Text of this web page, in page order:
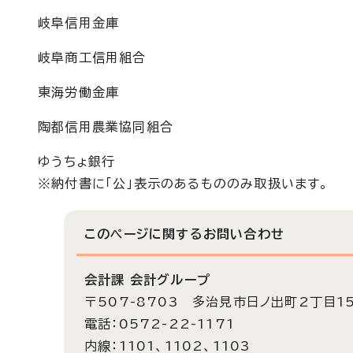
岐阜信用金庫
岐阜商工信用組合
東海労働金庫
陶都信用農業協同組合
ゆうちょ銀行
※納付書に「公」表示のあるもののみ取扱います。
このページに関する お問い合わせ
会計課 会計グループ
〒507-8703 多治見市日ノ出町2丁目
電話：0572-22-1171
内線：1101、1102、1103